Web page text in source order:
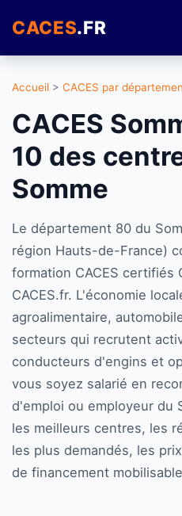
CACES.FR
Accueil > CACES par
CACES
10 des
Somme
Le département 80 du
région Hauts-de-France)
formation CACES certifiés
CACES.fr. L'économie
agroalimentaire,
secteurs qui recrutent
conducteurs d'engins et
vous soyez salarié en
d'emploi ou employeur du
les meilleurs centres, les
les plus demandés, les
de financement